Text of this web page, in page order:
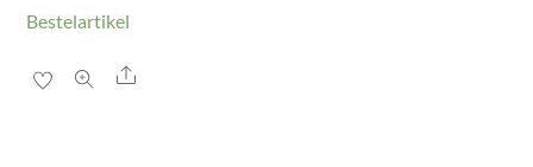
Bestelartikel
Share